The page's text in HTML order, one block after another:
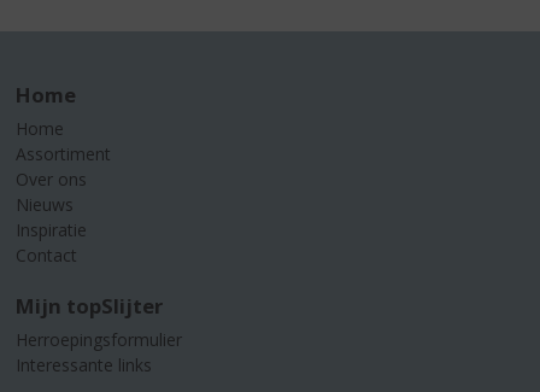
Home
Home
Assortiment
Over ons
Nieuws
Inspiratie
Contact
Mijn topSlijter
Herroepingsformulier
Interessante links